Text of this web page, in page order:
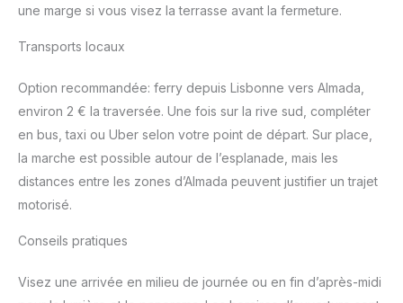
une marge si vous visez la terrasse avant la fermeture.
Transports locaux
Option recommandée: ferry depuis Lisbonne vers Almada,
environ 2 € la traversée. Une fois sur la rive sud, compléter
en bus, taxi ou Uber selon votre point de départ. Sur place,
la marche est possible autour de l’esplanade, mais les
distances entre les zones d’Almada peuvent justifier un trajet
motorisé.
Conseils pratiques
Visez une arrivée en milieu de journée ou en fin d’après-midi